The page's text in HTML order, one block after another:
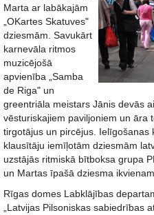
Marta ar labākajām
„OKartes Skatuves"
dziesmām. Savukārt
karnevāla ritmos
muzicējošā
apvienība „Samba
de Riga" un
greentriāla meistars Jānis devās
vēsturiskajiem paviljoniem un āra
tirgotājus un pircējus. Ielīgošanas
klausītāju iemīļotām dziesmām
uzstājās ritmiskā bītboksa grupa
un Martas īpašā dziesma
Rīgas domes Labklājības
„Latvijas Pilsoniskas sabiedrības